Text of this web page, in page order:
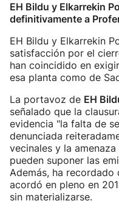
EH Bildu y Elkarrekin
definitivamente a
EH Bildu y Elkarrekin
satisfacción por el
han coincidido en
esa planta como de
La portavoz de EH
señalado que la
evidencia "la falta de
denunciada
vecinales y la
pueden suponer las
Además, ha recordado
acordó en pleno en
sin materializarse.